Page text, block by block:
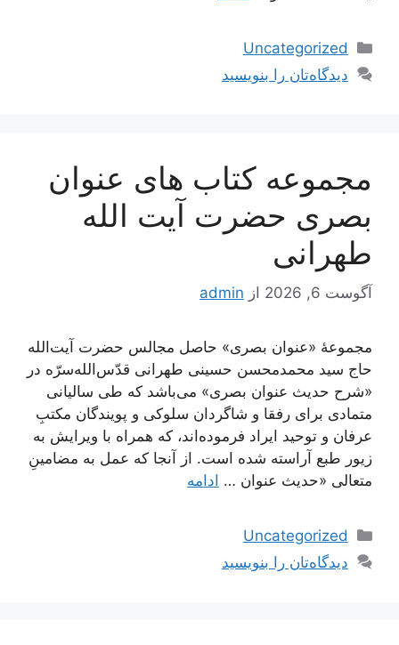
دسته‌ها
Uncategorized
دیدگاه‌تان را بنویسید
مجموعه کتاب های عنوان
بصری حضرت آیت الله
طهرانی
آگوست 6, 2026 از admin
مجموعۀ «عنوان بصری» حاصل مجالس حضرت آیت‌الله
حاج سید محمدمحسن حسینی طهرانی قدّس‌الله‌سرّه در
«شرح حدیث عنوان بصری» می‌باشد که طی سالیانی
متمادی برای رفقا و شاگردان سلوکی و پویندگان مکتبِ
عرفان و توحید ایراد فرموده‌اند، که همراه با ویرایش به
زیور طبع آراسته شده است. از آنجا که عمل به مضامینِ
متعالی «حدیث عنوان … ادامه
دسته‌ها
Uncategorized
دیدگاه‌تان را بنویسید